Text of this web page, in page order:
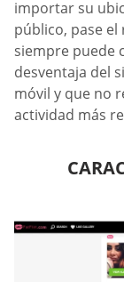
importar su
público, pase el
siempre puede
desventaja del
móvil y que no
actividad más